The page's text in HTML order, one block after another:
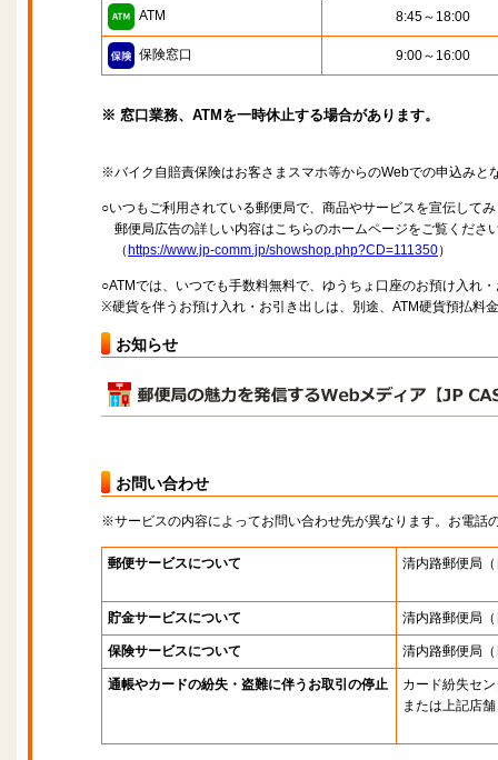
ATM 8:45～18:00
保険窓口 9:00～16:00
※ 窓口業務、ATMを一時休止する場合があります。
※バイク自賠責保険はお客さまスマホ等からのWebでの申込みと
○いつもご利用されている郵便局で、商品やサービスを宣伝して
郵便局広告の詳しい内容はこちらのホームページをご覧くださ
（ https://www.jp-comm.jp/showshop.php?CD=111350）
○ATMでは、いつでも手数料無料で、ゆうちょ口座のお預け入れ
※硬貨を伴うお預け入れ・お引き出しは、別途、ATM硬貨預払料
お知らせ
お問い合わせ
※サービスの内容によってお問い合わせ先が異なります。お電話
郵便サービスについて 清内路郵便局
貯金サービスについて 清内路郵便局
保険サービスについて 清内路郵便局
通帳やカードの紛失・盗難に伴うお取引の停止
カード紛失セ
または上記店舗